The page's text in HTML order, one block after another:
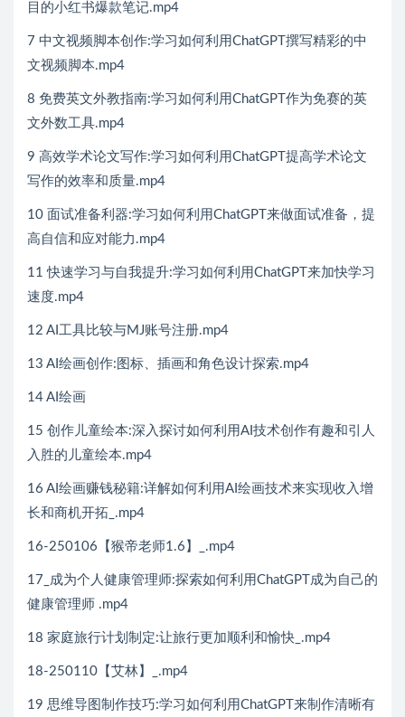
目的小红书爆款笔记.mp4
7 中文视频脚本创作:学习如何利用ChatGPT撰写精彩的中
文视频脚本.mp4
8 免费英文外教指南:学习如何利用ChatGPT作为免赛的英
文外数工具.mp4
9 高效学术论文写作:学习如何利用ChatGPT提高学术论文
写作的效率和质量.mp4
10 面试准备利器:学习如何利用ChatGPT来做面试准备，提
高自信和应对能力.mp4
11 快速学习与自我提升:学习如何利用ChatGPT来加快学习
速度.mp4
12 AI工具比较与MJ账号注册.mp4
13 AI绘画创作:图标、插画和角色设计探索.mp4
14 AI绘画
15 创作儿童绘本:深入探讨如何利用AI技术创作有趣和引人
入胜的儿童绘本.mp4
16 AI绘画赚钱秘籍:详解如何利用AI绘画技术来实现收入增
长和商机开拓_.mp4
16-250106【猴帝老师1.6】_.mp4
17_成为个人健康管理师:探索如何利用ChatGPT成为自己的
健康管理师 .mp4
18 家庭旅行计划制定:让旅行更加顺利和愉快_.mp4
18-250110【艾林】_.mp4
19 思维导图制作技巧:学习如何利用ChatGPT来制作清晰有